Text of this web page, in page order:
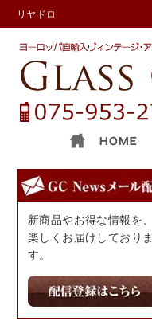
リヤドロ
新商品やお得な情報を、
楽しくお届けしておりま
す。